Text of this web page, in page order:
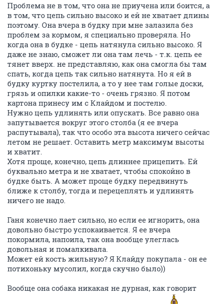
Проблема не в том, что она не приучена или боится, а
в том, что цепь сильно высоко и ей не хватает длины
поэтому. Она вчера в будку при мне залазила без
проблем за кормом, я специально проверяла. Но
когда она в будке - цепь натянула сильно высоко. Я
даже не знаю, сможет ли она там лечь - т.к. цепь ее
тянет вверх. не представляю, как она смогла бы там
спать, когда цепь так сильно натянута. Но я ей в
будку куртку постелила, а то у нее там голые доски,
грязь и опилки какие-то - очень грязно. Я потом
картона принесу им с Клайдом и постелю.
Нужно цепь удлинять или опускать. Все равно она
запутывается вокруг этого столба (я ее вчера
распутывала), так что особо эта высота ничего сейчас
летом не решает. Оставить метр максимум высоты
и хватит.
Хотя проще, конечно, цепь длиннее прицепить. Ей
буквально метра и не хватает, чтобы спокойно в
будке быть. А может проще будку передвинуть
ближе к столбу, тогда и перецеплять и удлинять
ничего не надо.
Ганя конечно лает сильно, но если ее игнорить, она
довольно быстро успокаивается. Я ее вчера
покормила, напоила, так она вообще улеглась
довольная и помалкивала.
Может ей кость жильную? Я Клайду покупала - он ее
потихоньку мусолил, когда скучно было))
Вообще она собака никакая не дурная, как говорит